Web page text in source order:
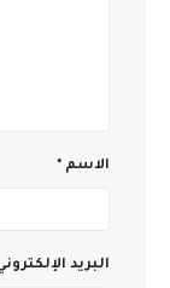
الاسم *
البريد